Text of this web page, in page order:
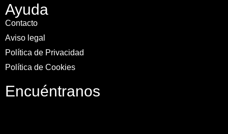
Ayuda
Contacto
Aviso legal
Política de Privacidad
Política de Cookies
Encuéntranos